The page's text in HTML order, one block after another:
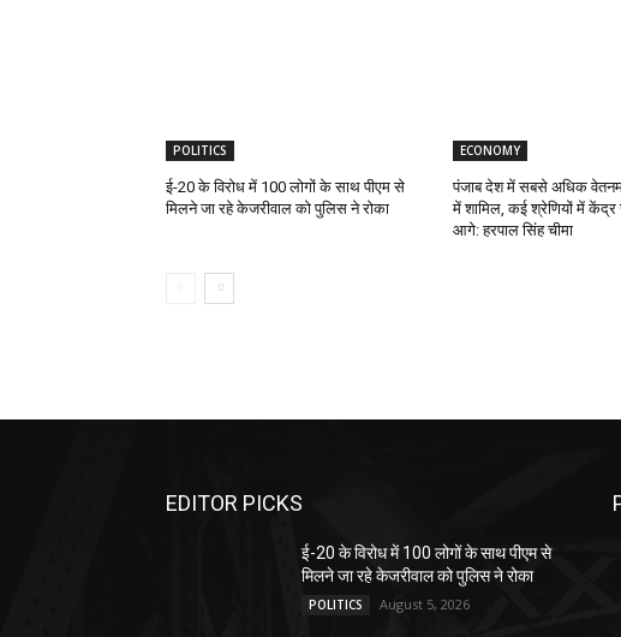
POLITICS
ई-20 के विरोध में 100 लोगों के साथ पीएम से
मिलने जा रहे केजरीवाल को पुलिस ने रोका
ECONOMY
पंजाब देश में सबसे अधिक
में शामिल, कई श्रेणियों में
आगे: हरपाल सिंह चीमा
EDITOR PICKS
ई-20 के विरोध में 100 लोगों के साथ पीएम से
मिलने जा रहे केजरीवाल को पुलिस ने रोका
POLITICS August 5, 2026